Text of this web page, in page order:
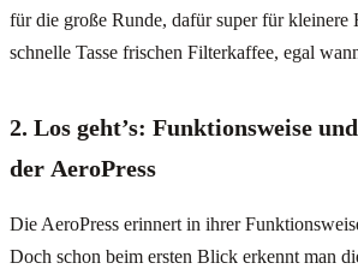
für die große Runde, dafür super für kleinere
schnelle Tasse frischen Filterkaffee, egal
2. Los geht’s: Funktionsweise
der AeroPress
Die AeroPress erinnert in ihrer
Doch schon beim ersten Blick erkennt man